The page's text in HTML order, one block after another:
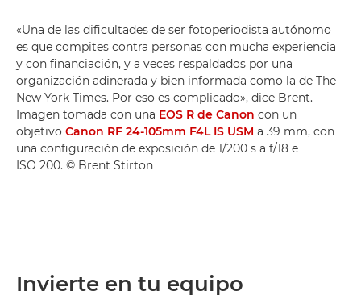
«Una de las dificultades de ser fotoperiodista autónomo
es que compites contra personas con mucha experiencia
y con financiación, y a veces respaldados por una
organización adinerada y bien informada como la de The
New York Times. Por eso es complicado», dice Brent.
Imagen tomada con una EOS R de Canon con un
objetivo Canon RF 24-105mm F4L IS USM a 39 mm, con
una configuración de exposición de 1/200 s a f/18 e
ISO 200. © Brent Stirton
Invierte en tu equipo